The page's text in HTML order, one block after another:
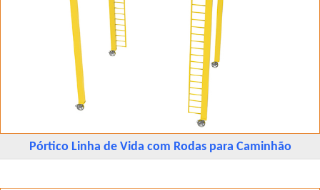
Pórtico Linha de Vida com Rodas para Caminhão